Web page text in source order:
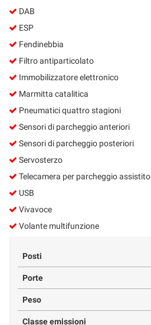
DAB
ESP
Fendinebbia
Filtro antiparticolato
Immobilizzatore elettronico
Marmitta catalitica
Pneumatici quattro stagioni
Sensori di parcheggio anteriori
Sensori di parcheggio posteriori
Servosterzo
Telecamera per parcheggio assistito
USB
Vivavoce
Volante multifunzione
Posti
Porte
Peso
Classe emissioni